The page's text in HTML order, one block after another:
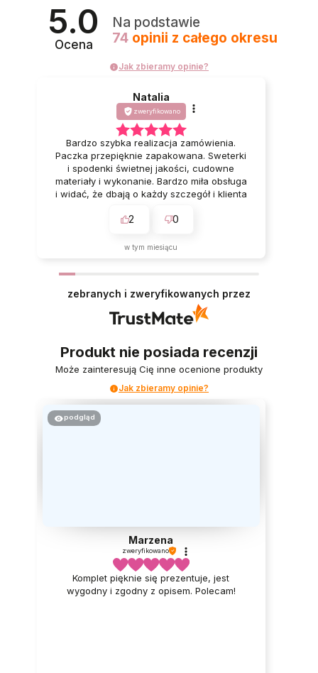
5.0
Ocena
Na podstawie
74 opinii z całego okresu
Jak zbieramy opinie?
Natalia
zweryfikowano
Bardzo szybka realizacja zamówienia.
Paczka przepięknie zapakowana. Sweterki
i spodenki świetnej jakości, cudowne
materiały i wykonanie. Bardzo miła obsługa
i widać, że dbają o każdy szczegół i klienta
2 0
w tym miesiącu
zebranych i zweryfikowanych przez
Produkt nie posiada recenzji
Może zainteresują Cię inne ocenione produkty
Jak zbieramy opinie?
podgląd
Marzena
zweryfikowano
Komplet pięknie się prezentuje, jest
wygodny i zgodny z opisem. Polecam!